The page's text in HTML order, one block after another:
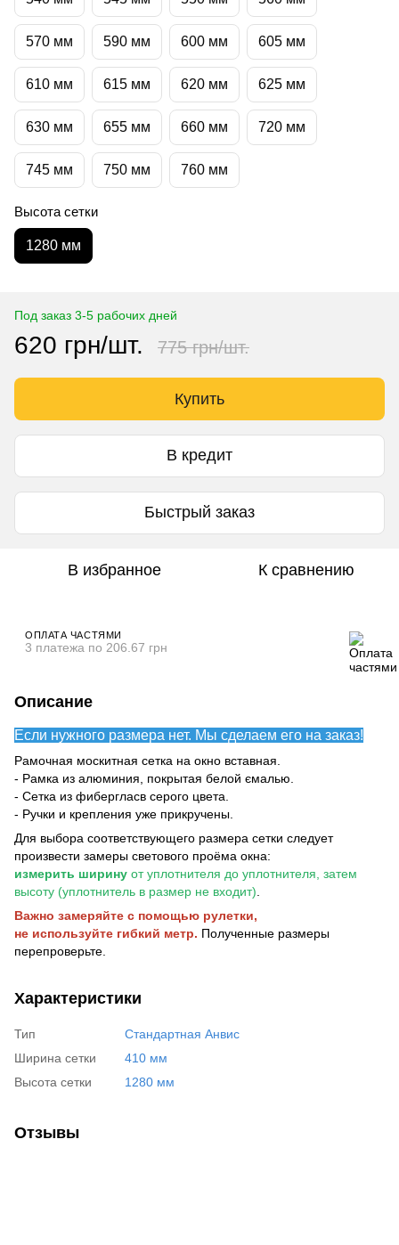
570 мм 590 мм 600 мм 605 мм
610 мм 615 мм 620 мм 625 мм
630 мм 655 мм 660 мм 720 мм
745 мм 750 мм 760 мм
Высота сетки
1280 мм
Под заказ 3-5 рабочих дней
620 грн/шт. 775 грн/шт.
Купить
В кредит
Быстрый заказ
В избранное К сравнению
ОПЛАТА ЧАСТЯМИ
3 платежа по 206.67 грн
Описание
Если нужного размера нет. Мы сделаем его на заказ!
Рамочная москитная сетка на окно вставная.
- Рамка из алюминия, покрытая белой ємалью.
- Сетка из фибергласв серого цвета.
- Ручки и крепления уже прикручены.
Для выбора соответствующего размера сетки следует
произвести замеры светового проёма окна:
измерить ширину от уплотнителя до уплотнителя, затем
высоту (уплотнитель в размер не входит)
Важно замеряйте с помощью рулетки,
не используйте гибкий метр. Полученные размеры
перепроверьте.
Характеристики
Тип
Стандартная Анвис
Ширина сетки
410 мм
Высота сетки
1280 мм
Отзывы